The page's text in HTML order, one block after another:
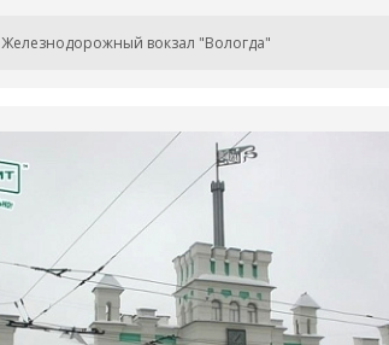
Железнодорожный вокзал "Вологда"